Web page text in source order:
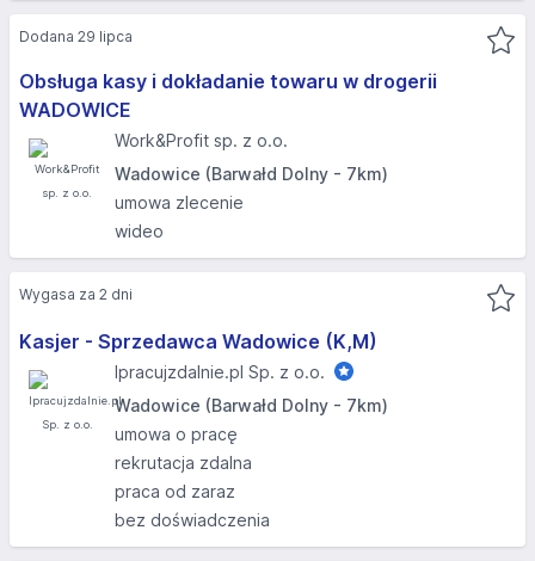
Obsługa kasy i dokładanie towaru w drogerii
WADOWICE
Work&Profit sp. z o.o.
Wadowice (Barwałd Dolny - 7km)
umowa zlecenie
wideo
Dodana 29 lipca
Kasjer - Sprzedawca Wadowice (K,M)
Ipracujzdalnie.pl Sp. z o.o.
Wadowice (Barwałd Dolny - 7km)
umowa o pracę
rekrutacja zdalna
praca od zaraz
bez doświadczenia
Wygasa za 2 dni